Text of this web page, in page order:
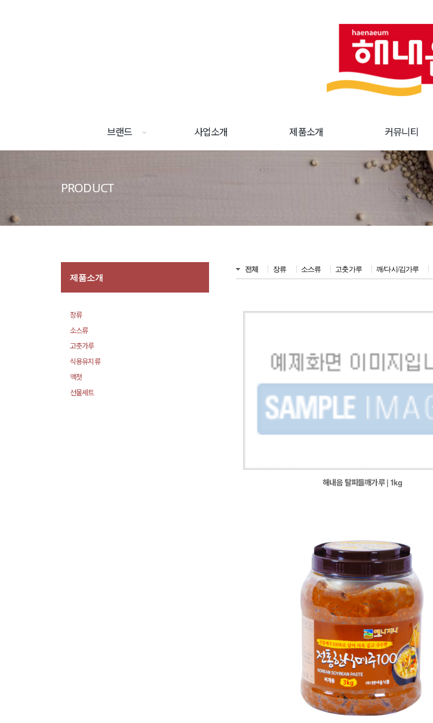
브랜드 사업소개 제품소개 커뮤니티
PRODUCT
전체 장류 소스류 고춧가루 깨/다시/김가루
해내음 탈피들깨가루 | 1kg
제품소개
장류
소스류
고춧가루
식용유지류
액젓
선물세트